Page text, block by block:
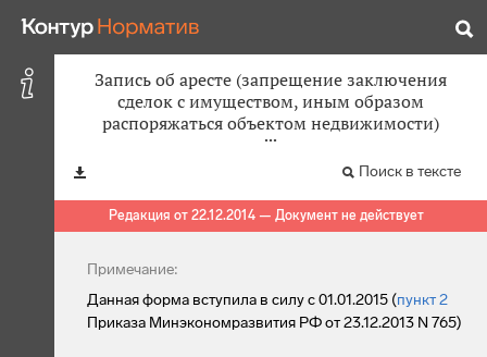
Запись об аресте (запрещение заключения
сделок с имуществом, иным образом
распоряжаться объектом недвижимости)
Поиск в тексте
Редакция от 22.12.2014 — Документ не действует
Примечание:
Данная форма вступила в силу с 01.01.2015 (пункт 2
Приказа Минэкономразвития РФ от 23.12.2013 N 765)